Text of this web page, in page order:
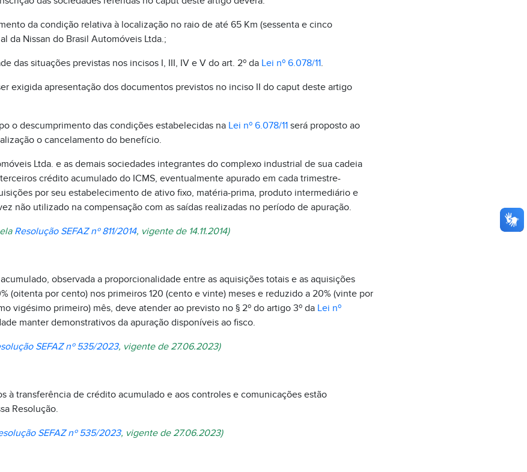
da condição relativa à localização no raio de até 65 Km (sessenta e cinco
da Nissan do Brasil Automóveis Ltda.;
das situações previstas nos incisos I, III, IV e V do art. 2º da Lei nº 6.078/11.
exigida apresentação dos documentos previstos no inciso II do caput deste artigo
o descumprimento das condições estabelecidas na Lei nº 6.078/11será proposto ao
o cancelamento do benefício.
Ltda. e as demais sociedades integrantes do complexo industrial de sua cadeia
crédito acumulado do ICMS, eventualmente apurado em cada trimestre-
por seu estabelecimento de ativo fixo, matéria-prima, produto intermediário e
não utilizado na compensação com as saídas realizadas no período de apuração.
Resolução SEFAZ nº 811/2014, vigente de 14.11.2014)
observada a proporcionalidade entre as aquisições totais e as aquisições
(oitenta por cento) nos primeiros 120 (cento e vinte) meses e reduzido a 20% (vinte por
vigésimo primeiro) mês, deve atender ao previsto no § 2º do artigo 3º da Lei nº
manter demonstrativos da apuração disponíveis ao fisco.
SEFAZ nº 535/2023, vigente de 27.06.2023)
à transferência de crédito acumulado e aos controles e comunicações estão
Resolução.
SEFAZ nº 535/2023, vigente de 27.06.2023)